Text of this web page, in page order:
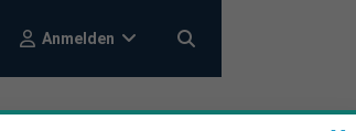
Anmelden